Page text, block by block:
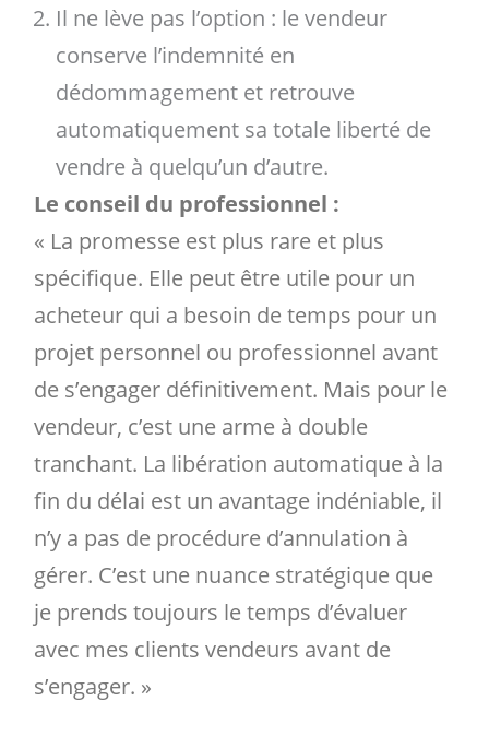
Il ne lève pas l’option : le vendeur
conserve l’indemnité en
dédommagement et retrouve
automatiquement sa totale liberté de
vendre à quelqu’un d’autre.
Le conseil du professionnel :
« La promesse est plus rare et plus
spécifique. Elle peut être utile pour un
acheteur qui a besoin de temps pour un
projet personnel ou professionnel avant
de s’engager définitivement. Mais pour le
vendeur, c’est une arme à double
tranchant. La libération automatique à la
fin du délai est un avantage indéniable, il
n’y a pas de procédure d’annulation à
gérer. C’est une nuance stratégique que
je prends toujours le temps d’évaluer
avec mes clients vendeurs avant de
s’engager. »